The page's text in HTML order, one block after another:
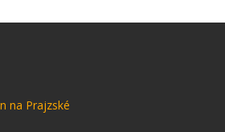
na Prajzské